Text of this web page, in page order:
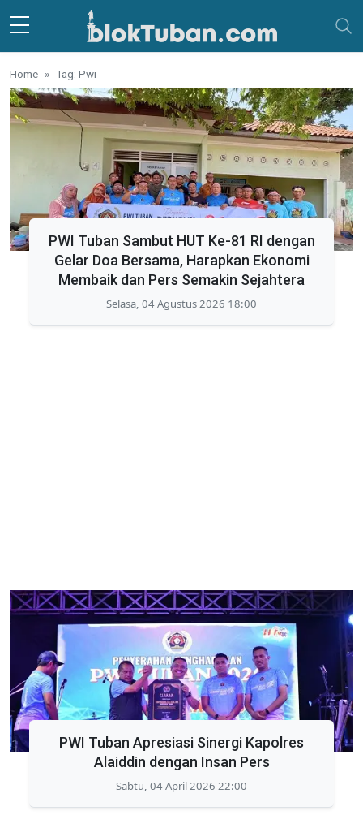
Skip to main content
Home Tag: Pwi
PWI Tuban Sambut HUT Ke-81 RI dengan
Gelar Doa Bersama, Harapkan Ekonomi
Membaik dan Pers Semakin Sejahtera
Selasa, 04 Agustus 2026 18:00
PWI Tuban Apresiasi Sinergi Kapolres
Alaiddin dengan Insan Pers
Sabtu, 04 April 2026 22:00